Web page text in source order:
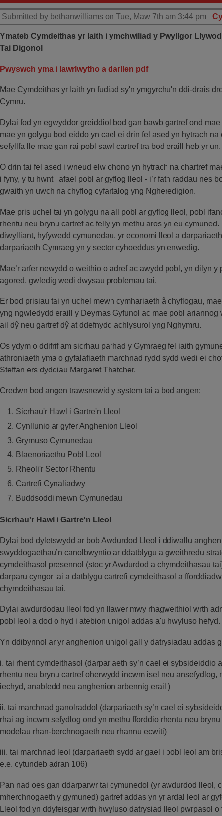
Submitted by bethanwilliams on Tue, Maw 7th am 3:44 pm
Ymateb Cymdeithas yr Iaith i ymchwiliad y Pwyllgor
Tai Digonol
Pwyswch yma i lawrlwytho a darllen pdf
Mae Cymdeithas yr Iaith yn fudiad sy'n ymgyrchu'n ddi-drais
Cymru.
Dylai fod yn egwyddor greiddiol bod gan bawb gartref ond
mae yn golygu bod eiddo yn cael ei drin fel ased yn hytrach
sefyllfa lle mae gan rai pobl sawl cartref tra bod eraill heb yr un.
O drin tai fel ased i wneud elw ohono yn hytrach na chartref
i fyny, y tu hwnt i afael pobl ar gyflog lleol - i’r fath raddau nes
gwaith yn uwch na chyflog cyfartalog yng Ngheredigion.
Mae pris uchel tai yn golygu na all pobl ar gyflog lleol, pobl
rhentu neu brynu cartref ac felly yn methu aros yn eu
diwylliant, hyfywedd cymunedau, yr economi lleol a
darpariaeth Cymraeg yn y sector cyhoeddus yn enwedig.
Mae’r arfer newydd o weithio o adref ac awydd pobl, yn dilyn
agored, gwledig wedi dwysau problemau tai.
Er bod prisiau tai yn uchel mewn cymhariaeth â chyflogau,
yng ngwledydd eraill y Deyrnas Gyfunol ac mae pobl ariannog
ail dŷ neu gartref dŷ at ddefnydd achlysurol yng Nghymru.
Os ydym o ddifrif am sicrhau parhad y Gymraeg fel iaith
athroniaeth yma o gyfalafiaeth marchnad rydd sydd wedi ei
Steffan ers dyddiau Margaret Thatcher.
Credwn bod angen trawsnewid y system tai a bod angen:
Sicrhau'r Hawl i Gartre'n Lleol
Cynllunio ar gyfer Anghenion Lleol
Grymuso Cymunedau
Blaenoriaethu Pobl Leol
Rheoli'r Sector Rhentu
Cartrefi Cynaliadwy
Buddsoddi mewn Cymunedau
Sicrhau'r Hawl i Gartre'n Lleol
Dylai bod dyletswydd ar bob Awdurdod Lleol i ddiwallu
swyddogaethau’n canolbwyntio ar ddatblygu a gweithredu
cymdeithasol presennol (stoc yr Awdurdod a chymdeithasau
darparu cyngor tai a datblygu cartrefi cymdeithasol a
chymdeithasau tai.
Dylai awdurdodau lleol fod yn llawer mwy rhagweithiol wrth
pobl leol a dod o hyd i atebion unigol addas a'u hwyluso hefyd.
Yn ddibynnol ar yr anghenion unigol gall y datrysiadau addas
i. tai rhent cymdeithasol (darpariaeth sy’n cael ei sybsideiddio
rhentu neu brynu cartref oherwydd incwm isel neu ansefydlog,
iechyd, anabledd neu anghenion arbennig eraill)
ii. tai marchnad ganolraddol (darpariaeth sy’n cael ei
rhai ag incwm sefydlog ond yn methu fforddio rhentu neu
modelau rhan-berchnogaeth neu rhannu ecwiti)
iii. tai marchnad leol (darpariaeth sydd ar gael i bobl leol am
e.e. cytundeb adran 106)
Pan nad oes gan ddarparwr tai cymunedol (yr awdurdod lleol,
mherchnogaeth y gymuned) gartref addas yn yr ardal leol ar
Lleol fod yn ddyfeisgar wrth hwyluso datrysiad lleol pwrpasol